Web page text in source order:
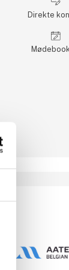
Direkte